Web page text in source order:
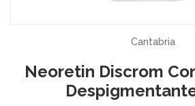
Cantabria
Neoretin Discrom